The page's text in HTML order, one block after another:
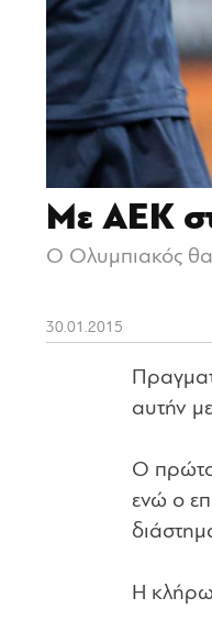
Με ΑΕΚ
Ο Ολυμπιακός θα
30.01.2015
αυτήν
Ο
ενώ ο
Η